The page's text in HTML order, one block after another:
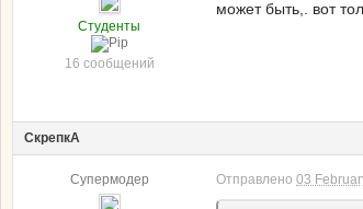
Студенты
16 сообщений
может быть,. вот
СкрепкА
Супермодер Отправлено 03